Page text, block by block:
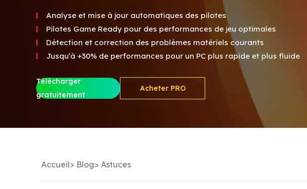
Analyse et mise à jour automatiques des pilotes
Pilotes Game Ready pour des performances de jeu optimales
Détection et correction des problèmes matériels courants
Jusqu’à +30% de performances pour un PC plus rapide et plus fluide
Télécharger
gratuitement
Acheter PRO
Accueil> Blog> Astuces